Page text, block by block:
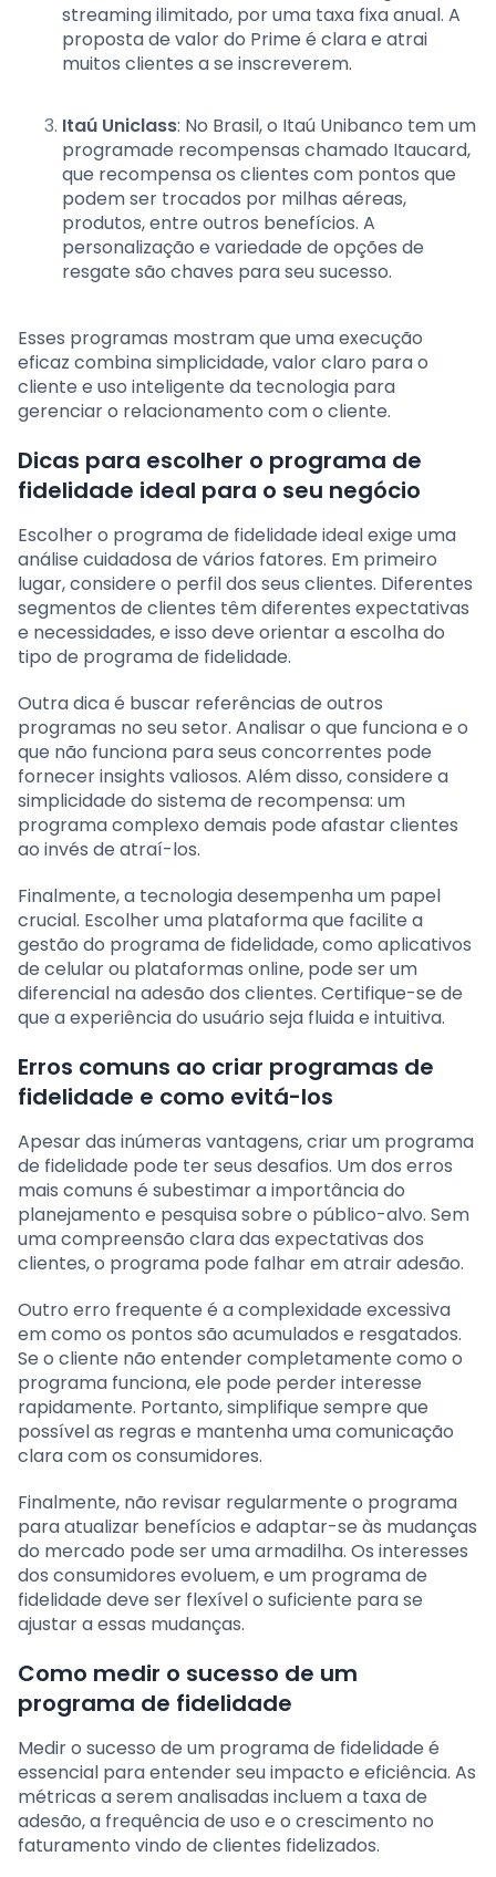
streaming ilimitado, por uma taxa fixa anual. A
proposta de valor do Prime é clara e atrai
muitos clientes a se inscreverem.
Itaú Uniclass: No Brasil, o Itaú Unibanco tem um
programade recompensas chamado Itaucard,
que recompensa os clientes com pontos que
podem ser trocados por milhas aéreas,
produtos, entre outros benefícios. A
personalização e variedade de opções de
resgate são chaves para seu sucesso.
Esses programas mostram que uma execução
eficaz combina simplicidade, valor claro para o
cliente e uso inteligente da tecnologia para
gerenciar o relacionamento com o cliente.
Dicas para escolher o programa de
fidelidade ideal para o seu negócio
Escolher o programa de fidelidade ideal exige uma
análise cuidadosa de vários fatores. Em primeiro
lugar, considere o perfil dos seus clientes. Diferentes
segmentos de clientes têm diferentes expectativas
e necessidades, e isso deve orientar a escolha do
tipo de programa de fidelidade.
Outra dica é buscar referências de outros
programas no seu setor. Analisar o que funciona e o
que não funciona para seus concorrentes pode
fornecer insights valiosos. Além disso, considere a
simplicidade do sistema de recompensa: um
programa complexo demais pode afastar clientes
ao invés de atraí-los.
Finalmente, a tecnologia desempenha um papel
crucial. Escolher uma plataforma que facilite a
gestão do programa de fidelidade, como aplicativos
de celular ou plataformas online, pode ser um
diferencial na adesão dos clientes. Certifique-se de
que a experiência do usuário seja fluida e intuitiva.
Erros comuns ao criar programas de
fidelidade e como evitá-los
Apesar das inúmeras vantagens, criar um programa
de fidelidade pode ter seus desafios. Um dos erros
mais comuns é subestimar a importância do
planejamento e pesquisa sobre o público-alvo. Sem
uma compreensão clara das expectativas dos
clientes, o programa pode falhar em atrair adesão.
Outro erro frequente é a complexidade excessiva
em como os pontos são acumulados e resgatados.
Se o cliente não entender completamente como o
programa funciona, ele pode perder interesse
rapidamente. Portanto, simplifique sempre que
possível as regras e mantenha uma comunicação
clara com os consumidores.
Finalmente, não revisar regularmente o programa
para atualizar benefícios e adaptar-se às mudanças
do mercado pode ser uma armadilha. Os interesses
dos consumidores evoluem, e um programa de
fidelidade deve ser flexível o suficiente para se
ajustar a essas mudanças.
Como medir o sucesso de um
programa de fidelidade
Medir o sucesso de um programa de fidelidade é
essencial para entender seu impacto e eficiência. As
métricas a serem analisadas incluem a taxa de
adesão, a frequência de uso e o crescimento no
faturamento vindo de clientes fidelizados.